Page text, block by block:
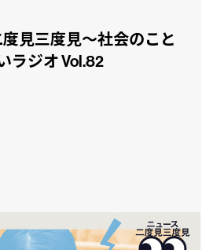
見三度見〜社会のこと
ラジオ Vol.82